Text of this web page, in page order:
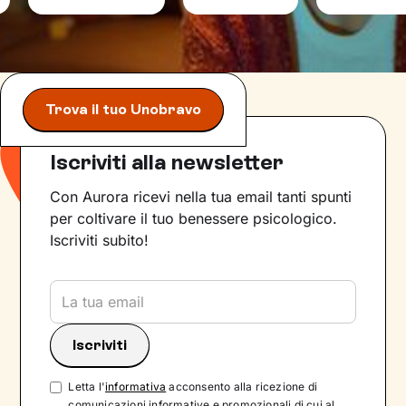
Trova il tuo Unobravo
Iscriviti alla newsletter
Con Aurora ricevi nella tua email tanti spunti
per coltivare il tuo benessere psicologico.
Iscriviti subito!
Letta l'informativa acconsento alla ricezione di